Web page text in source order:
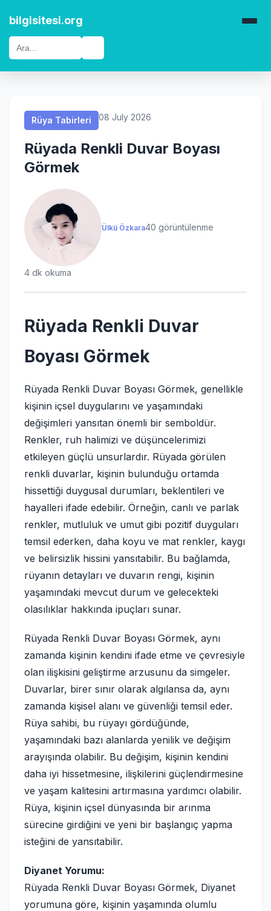
bilgisitesi.org
Rüya Tabirleri 08 July 2026
Rüyada Renkli Duvar Boyası
Görmek
Ülkü Özkara40 görüntülenme
4 dk okuma
Rüyada Renkli Duvar
Boyası Görmek
Rüyada Renkli Duvar Boyası Görmek, genellikle
kişinin içsel duygularını ve yaşamındaki
değişimleri yansıtan önemli bir semboldür.
Renkler, ruh halimizi ve düşüncelerimizi
etkileyen güçlü unsurlardır. Rüyada görülen
renkli duvarlar, kişinin bulunduğu ortamda
hissettiği duygusal durumları, beklentileri ve
hayalleri ifade edebilir. Örneğin, canlı ve parlak
renkler, mutluluk ve umut gibi pozitif duyguları
temsil ederken, daha koyu ve mat renkler, kaygı
ve belirsizlik hissini yansıtabilir. Bu bağlamda,
rüyanın detayları ve duvarın rengi, kişinin
yaşamındaki mevcut durum ve gelecekteki
olasılıklar hakkında ipuçları sunar.
Rüyada Renkli Duvar Boyası Görmek, aynı
zamanda kişinin kendini ifade etme ve çevresiyle
olan ilişkisini geliştirme arzusunu da simgeler.
Duvarlar, birer sınır olarak algılansa da, aynı
zamanda kişisel alanı ve güvenliği temsil eder.
Rüya sahibi, bu rüyayı gördüğünde,
yaşamındaki bazı alanlarda yenilik ve değişim
arayışında olabilir. Bu değişim, kişinin kendini
daha iyi hissetmesine, ilişkilerini güçlendirmesine
ve yaşam kalitesini artırmasına yardımcı olabilir.
Rüya, kişinin içsel dünyasında bir arınma
sürecine girdiğini ve yeni bir başlangıç yapma
isteğini de yansıtabilir.
Diyanet Yorumu:
Rüyada Renkli Duvar Boyası Görmek, Diyanet
yorumuna göre, kişinin yaşamında olumlu
Rüya Tabirleri
Rüya Tabirleri
Rüya Tabirleri
Rüya Tabirleri